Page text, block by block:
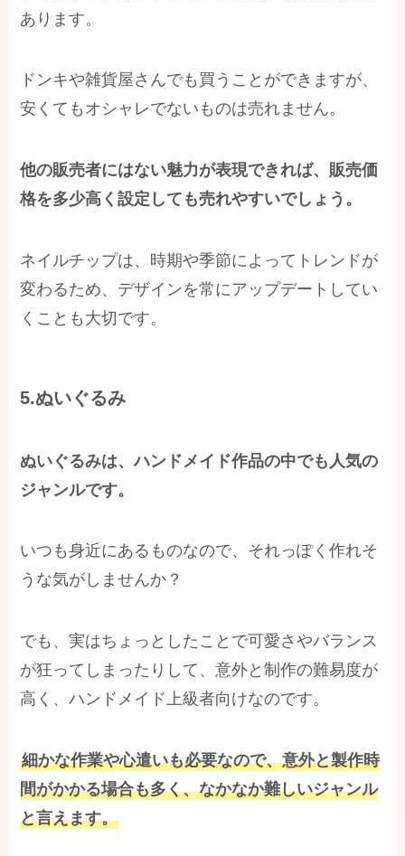
あります。
ドンキや雑貨屋さんでも買うことができますが、
安くてもオシャレでないものは売れません。
他の販売者にはない魅力が表現できれば、販売価
格を多少高く設定しても売れやすいでしょう。
ネイルチップは、時期や季節によってトレンドが
変わるため、デザインを常にアップデートしてい
くことも大切です。
5.ぬいぐるみ
ぬいぐるみは、ハンドメイド作品の中でも人気の
ジャンルです。
いつも身近にあるものなので、それっぽく作れそ
うな気がしませんか？
でも、実はちょっとしたことで可愛さやバランス
が狂ってしまったりして、意外と制作の難易度が
高く、ハンドメイド上級者向けなのです。
細かな作業や心遣いも必要なので、意外と製作時
間がかかる場合も多く、なかなか難しいジャンル
と言えます。